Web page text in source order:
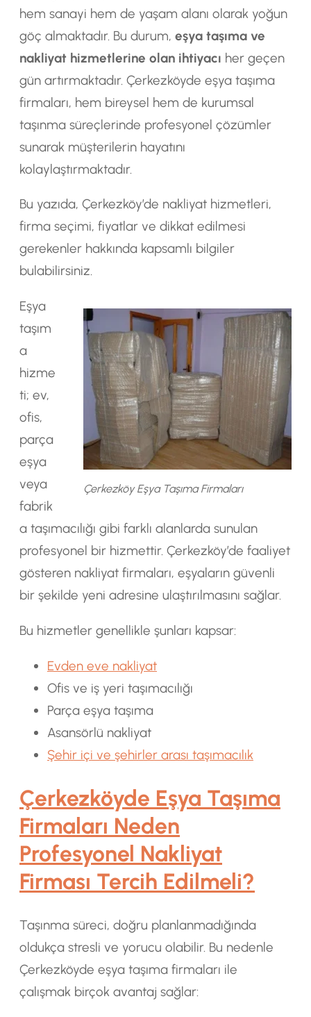
hem sanayi hem de yaşam alanı olarak yoğun
göç almaktadır. Bu durum, eşya taşıma ve
nakliyat hizmetlerine olan ihtiyacı her geçen
gün artırmaktadır. Çerkezköyde eşya taşıma
firmaları, hem bireysel hem de kurumsal
taşınma süreçlerinde profesyonel çözümler
sunarak müşterilerin hayatını
kolaylaştırmaktadır.
Bu yazıda, Çerkezköy’de nakliyat hizmetleri,
firma seçimi, fiyatlar ve dikkat edilmesi
gerekenler hakkında kapsamlı bilgiler
bulabilirsiniz.
Çerkezköy Eşya Taşıma Firmaları
Eşya
taşım
a
hizme
ti; ev,
ofis,
parça
eşya
veya
fabrik
a taşımacılığı gibi farklı alanlarda sunulan
profesyonel bir hizmettir. Çerkezköy’de faaliyet
gösteren nakliyat firmaları, eşyaların güvenli
bir şekilde yeni adresine ulaştırılmasını sağlar.
Bu hizmetler genellikle şunları kapsar:
Evden eve nakliyat
Ofis ve iş yeri taşımacılığı
Parça eşya taşıma
Asansörlü nakliyat
Şehir içi ve şehirler arası taşımacılık
Çerkezköyde Eşya Taşıma
Firmaları Neden
Profesyonel Nakliyat
Firması Tercih Edilmeli?
Taşınma süreci, doğru planlanmadığında
oldukça stresli ve yorucu olabilir. Bu nedenle
Çerkezköyde eşya taşıma firmaları ile
çalışmak birçok avantaj sağlar: